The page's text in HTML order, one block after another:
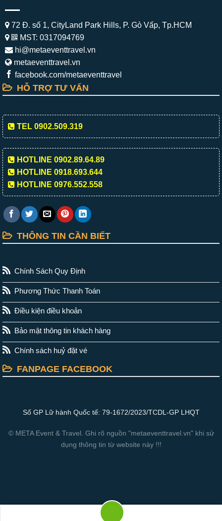
72 Đ. số 1, CityLand Park Hills, P. Gò Vấp, Tp.HCM
MST: 0317094769
hi@metaeventtravel.vn
metaeventtravel.vn
facebook.com/metaeventtravel
HỖ TRỢ TƯ VẤN
TEL 0902.509.319
HOTLINE 0902.89.64.89
HOTLINE 0918.693.644
HOTLINE 0976.552.558
THÔNG TIN CẦN BIẾT
Chính Sách Quy Định
Phương Thức Thanh Toán
Điều kiện điều khoản
Bảo mật thông tin khách hàng
Chính sách huỷ đặt vé
FANPAGE FACEBOOK
Số GP Lữ hành Quốc tế: 79-1672/2023/TCDL-GP LHQT
© META Event & Travel. Ghi rõ nguồn "metaeventtravel.vn" khi sử
dụng thông tin từ website này !!!